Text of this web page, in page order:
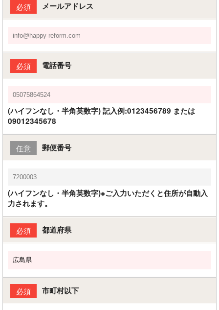
必須 メールアドレス
必須 電話番号
(ハイフンなし・半角英数字) 記入例:0123456789 または
09012345678
任意 郵便番号
(ハイフンなし・半角英数字)※ご入力いただくと住所が自動入
力されます。
必須 都道府県
必須 市町村以下